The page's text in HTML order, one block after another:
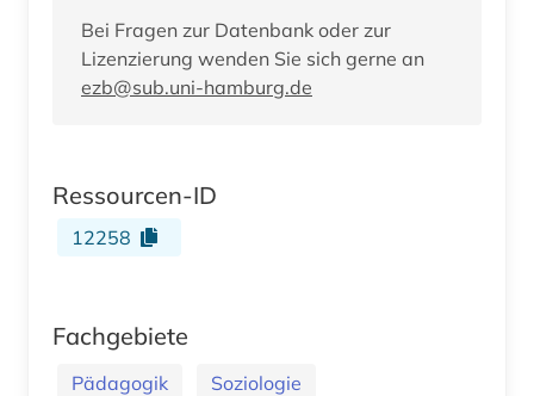
Bei Fragen zur Datenbank oder zur
Lizenzierung wenden Sie sich gerne an
ezb@sub.uni-hamburg.de
Ressourcen-ID
12258
Fachgebiete
Pädagogik
Soziologie